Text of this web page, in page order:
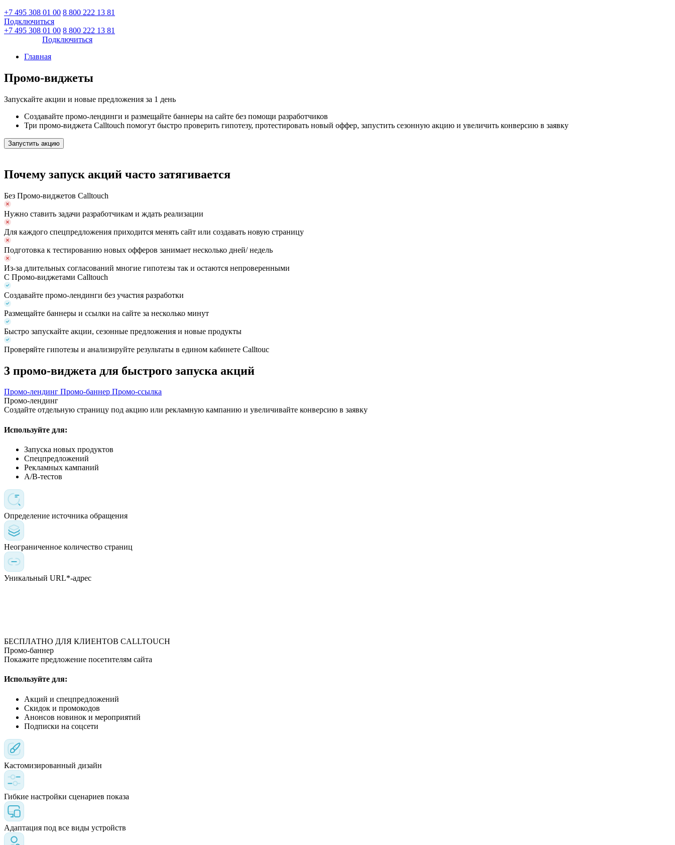
+7 495 308 01 00 8 800 222 13 81
Подключиться
+7 495 308 01 00 8 800 222 13 81
Подключиться
Главная
Промо-виджеты
Запускайте акции и новые предложения за 1 день
Создавайте промо-лендинги и размещайте баннеры на сайте без помощи разработчиков
Три промо-виджета Calltouch помогут быстро проверить гипотезу, протестировать новый оффер, запустить сезонную акцию и увеличить конверсию в заявку
Запустить акцию
Почему запуск акций часто затягивается
Без Промо-виджетов Calltouch
Нужно ставить задачи разработчикам и ждать реализации
Для каждого спецпредложения приходится менять сайт или создавать новую страницу
Подготовка к тестированию новых офферов занимает несколько дней/ недель
Из-за длительных согласований многие гипотезы так и остаются непроверенными
С Промо-виджетами Calltouch
Создавайте промо-лендинги без участия разработки
Размещайте баннеры и ссылки на сайте за несколько минут
Быстро запускайте акции, сезонные предложения и новые продукты
Проверяйте гипотезы и анализируйте результаты в едином кабинете Calltouc
3 промо-виджета для быстрого запуска акций
Промо-лендинг Промо-баннер Промо-ссылка
Промо-лендинг
Создайте отдельную страницу под акцию или рекламную кампанию и увеличивайте конверсию в заявку
Используйте для:
Запуска новых продуктов
Спецпредложений
Рекламных кампаний
A/B-тестов
Определение источника обращения
Неограниченное количество страниц
Уникальный URL*-адрес
БЕСПЛАТНО ДЛЯ КЛИЕНТОВ CALLTOUCH
Промо-баннер
Покажите предложение посетителям сайта
Используйте для:
Акций и спецпредложений
Скидок и промокодов
Анонсов новинок и мероприятий
Подписки на соцсети
Кастомизированный дизайн
Гибкие настройки сценариев показа
Адаптация под все виды устройств